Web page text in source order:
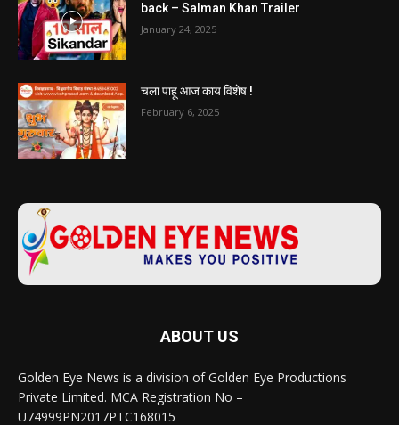
back – Salman Khan Trailer
January 24, 2025
चला पाहू आज काय विशेष !
February 6, 2025
ABOUT US
Golden Eye News is a division of Golden Eye Productions
Private Limited. MCA Registration No –
U74999PN2017PTC168015